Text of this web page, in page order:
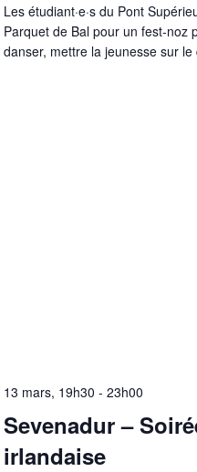
Les étudiant·e·s du Pont
Parquet de Bal pour un fest-noz
danser, mettre la jeunesse sur
13 mars, 19h30 - 23h00
Sevenadur –
irlandaise